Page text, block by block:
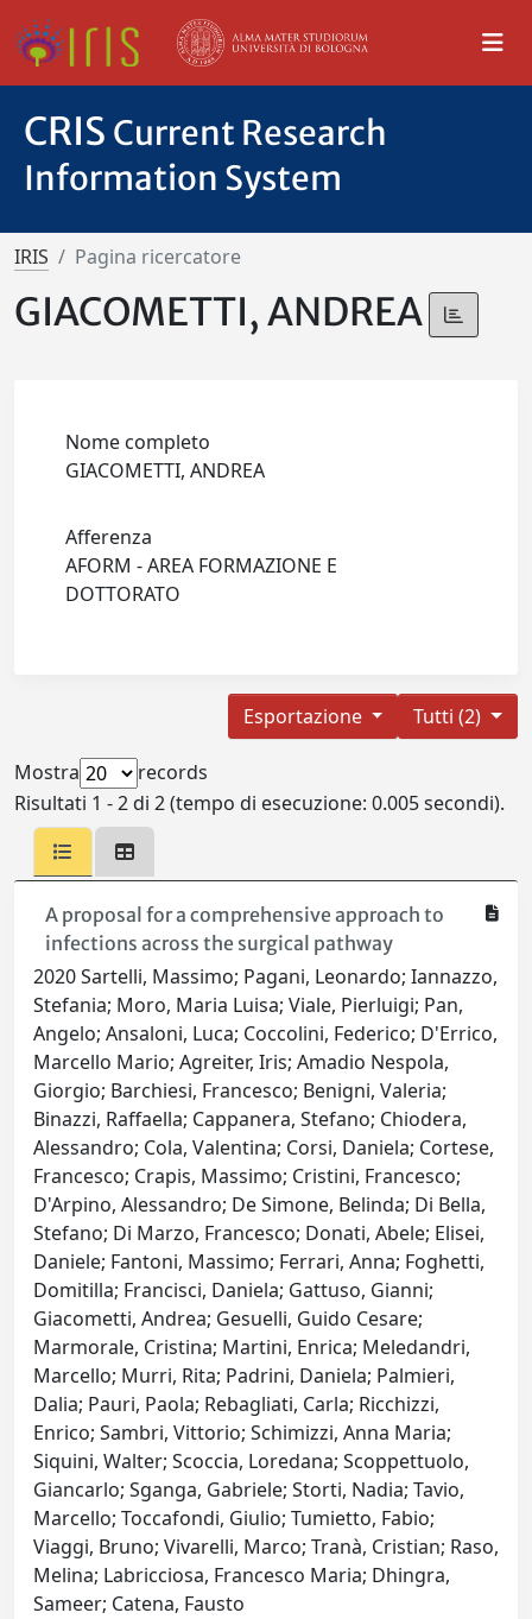
CRIS Current Research
Information System
IRIS Pagina ricercatore
GIACOMETTI, ANDREA
Nome completo
GIACOMETTI, ANDREA
Afferenza
AFORM - AREA FORMAZIONE E
DOTTORATO
Tutti (2)
Esportazione
Mostra
records
Risultati 1 - 2 di 2 (tempo di esecuzione: 0.005 secondi).
A proposal for a comprehensive approach to
infections across the surgical pathway
2020 Sartelli, Massimo; Pagani, Leonardo; Iannazzo,
Stefania; Moro, Maria Luisa; Viale, Pierluigi; Pan,
Angelo; Ansaloni, Luca; Coccolini, Federico; D'Errico,
Marcello Mario; Agreiter, Iris; Amadio Nespola,
Giorgio; Barchiesi, Francesco; Benigni, Valeria;
Binazzi, Raffaella; Cappanera, Stefano; Chiodera,
Alessandro; Cola, Valentina; Corsi, Daniela; Cortese,
Francesco; Crapis, Massimo; Cristini, Francesco;
D'Arpino, Alessandro; De Simone, Belinda; Di Bella,
Stefano; Di Marzo, Francesco; Donati, Abele; Elisei,
Daniele; Fantoni, Massimo; Ferrari, Anna; Foghetti,
Domitilla; Francisci, Daniela; Gattuso, Gianni;
Giacometti, Andrea; Gesuelli, Guido Cesare;
Marmorale, Cristina; Martini, Enrica; Meledandri,
Marcello; Murri, Rita; Padrini, Daniela; Palmieri,
Dalia; Pauri, Paola; Rebagliati, Carla; Ricchizzi,
Enrico; Sambri, Vittorio; Schimizzi, Anna Maria;
Siquini, Walter; Scoccia, Loredana; Scoppettuolo,
Giancarlo; Sganga, Gabriele; Storti, Nadia; Tavio,
Marcello; Toccafondi, Giulio; Tumietto, Fabio;
Viaggi, Bruno; Vivarelli, Marco; Tranà, Cristian; Raso,
Melina; Labricciosa, Francesco Maria; Dhingra,
Sameer; Catena, Fausto